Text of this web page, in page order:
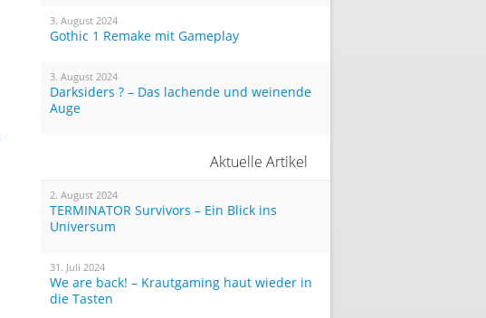
3. August 2024
Gothic 1 Remake mit Gameplay
3. August 2024
Darksiders ? – Das lachende und weinende
Auge
Aktuelle Artikel
2. August 2024
TERMINATOR Survivors – Ein Blick ins
Universum
31. Juli 2024
We are back! – Krautgaming haut wieder in
die Tasten